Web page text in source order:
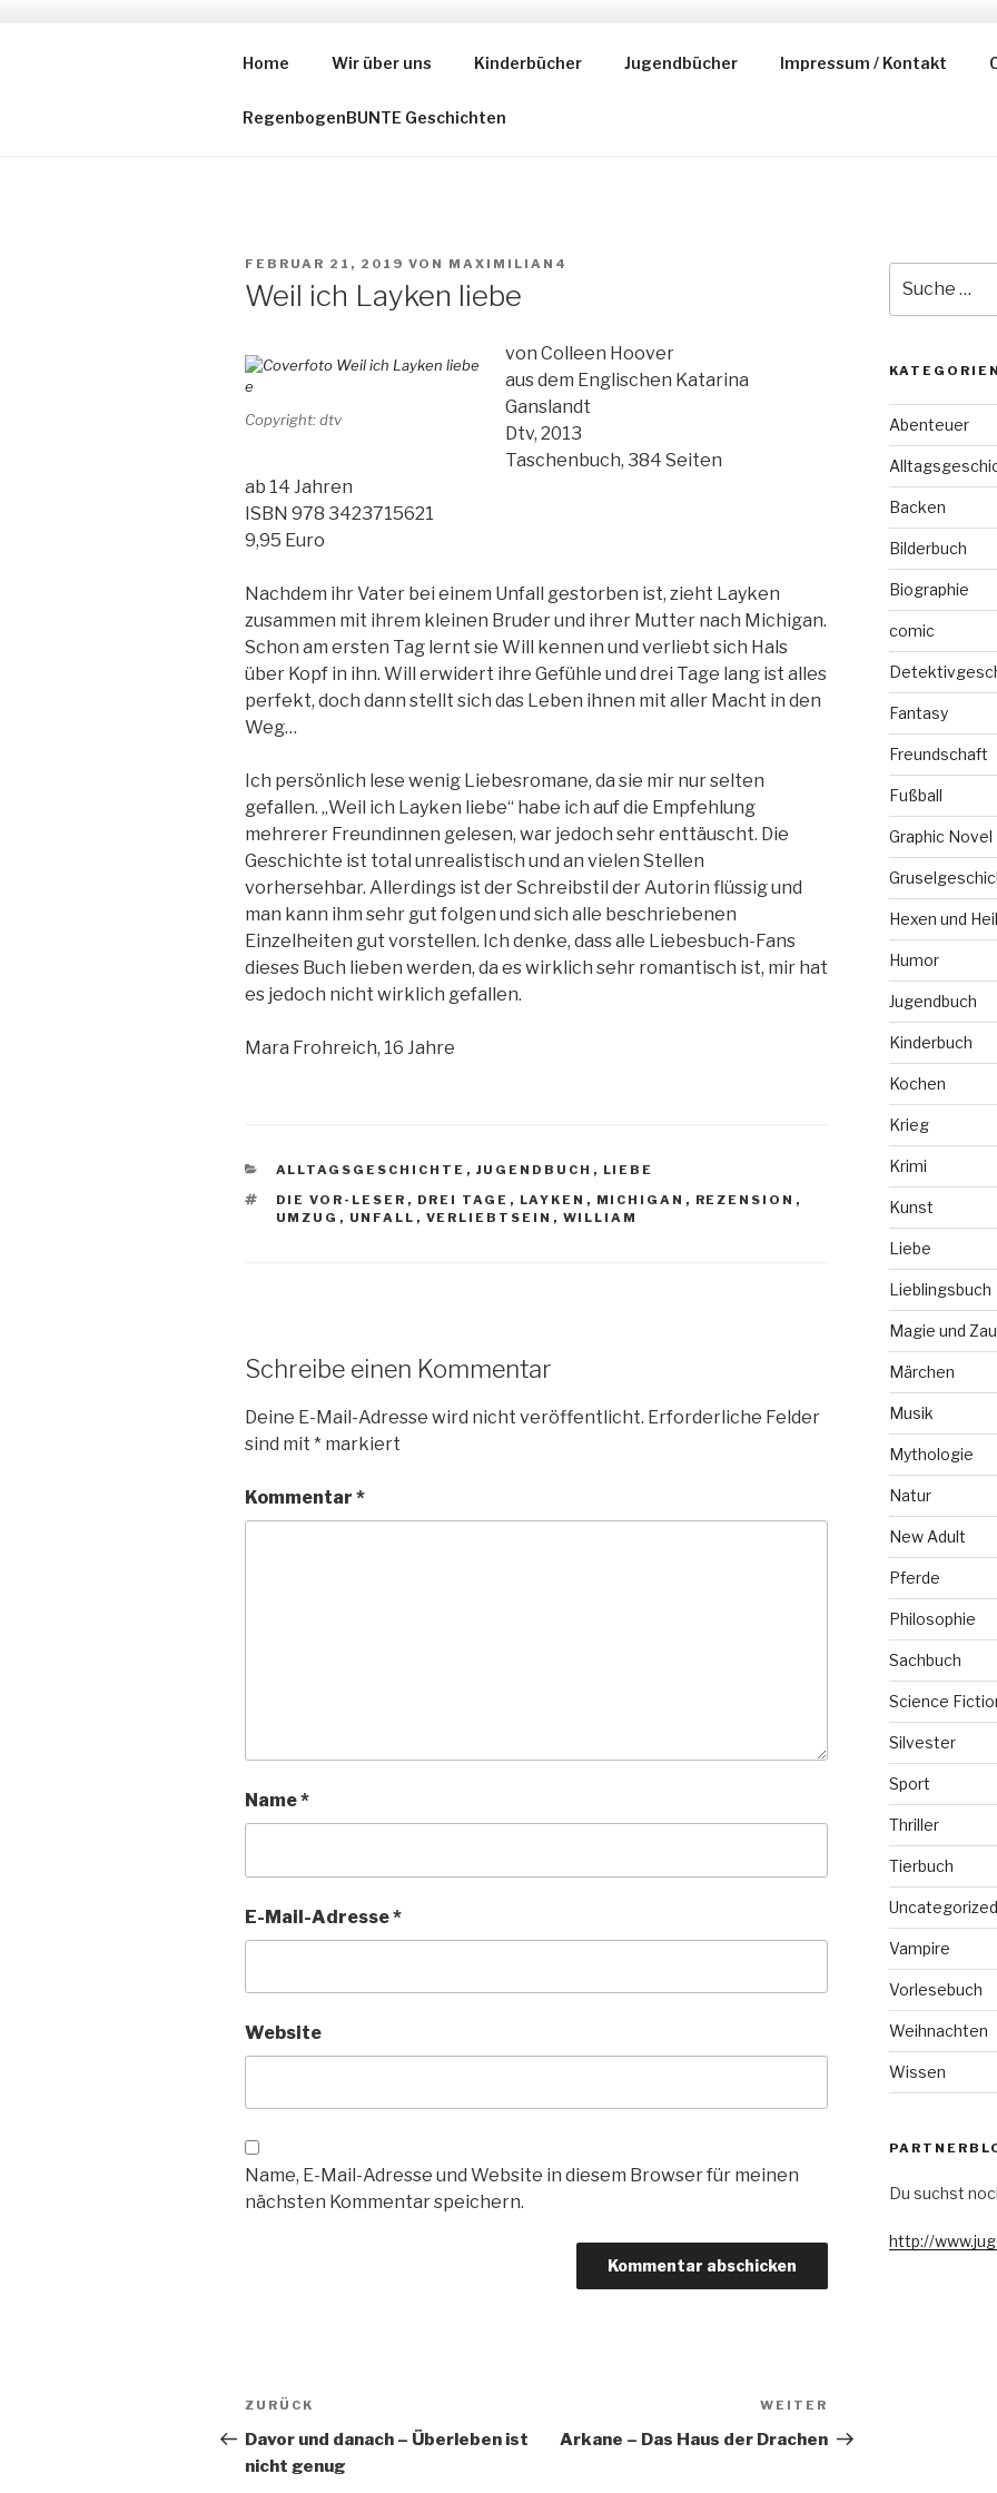
DIE VOR-LESER
Home Wir über uns Kinderbücher Jugendbücher Impressum / Kontakt
RegenbogenBUNTE Geschichten
VERÖFFENTLICHT
FEBRUAR 21, 2019 VON MAXIMILIAN4
Weil ich Layken liebe
Copyright: dtv
von Colleen Hoover
aus dem Englischen Katarina
Ganslandt
Dtv, 2013
Taschenbuch, 384 Seiten
ab 14 Jahren
ISBN 978 3423715621
9,95 Euro
Nachdem ihr Vater bei einem Unfall gestorben ist, zieht Layken
zusammen mit ihrem kleinen Bruder und ihrer Mutter nach Michigan.
Schon am ersten Tag lernt sie Will kennen und verliebt sich Hals
über Kopf in ihn. Will erwidert ihre Gefühle und drei Tage lang ist alles
perfekt, doch dann stellt sich das Leben ihnen mit aller Macht in den
Weg…
Ich persönlich lese wenig Liebesromane, da sie mir nur selten
gefallen. „Weil ich Layken liebe“ habe ich auf die Empfehlung
mehrerer Freundinnen gelesen, war jedoch sehr enttäuscht. Die
Geschichte ist total unrealistisch und an vielen Stellen
vorhersehbar. Allerdings ist der Schreibstil der Autorin flüssig und
man kann ihm sehr gut folgen und sich alle beschriebenen
Einzelheiten gut vorstellen. Ich denke, dass alle Liebesbuch-Fans
dieses Buch lieben werden, da es wirklich sehr romantisch ist, mir hat
es jedoch nicht wirklich gefallen.
Mara Frohreich, 16 Jahre
KATEGORIEN
ALLTAGSGESCHICHTE , JUGENDBUCH , LIEBE
SCHLAGWÖRTER
DIE VOR-LESER , DREI TAGE , LAYKEN , MICHIGAN , REZENSION ,
UMZUG , UNFALL , VERLIEBTSEIN , WILLIAM
Schreibe einen Kommentar
Deine E-Mail-Adresse wird nicht veröffentlicht. Erforderliche Felder
sind mit * markiert
Kommentar *
Name*
E-Mail-Adresse*
Website
Name, E-Mail-Adresse und Website in diesem Browser für meinen
nächsten Kommentar speichern.
Beitragsnavigation
Vorheriger
Beitrag
ZURÜCK
Davor und danach – Überleben ist
nicht genug
Beitrag
WEITER
Arkane – Das Haus der Drachen
nach:
Abenteuer
Backen
Bilderbuch
Biographie
comic
Fantasy
Freundschaft
Fußball
Graphic Novel
Hexen und
Humor
Jugendbuch
Kinderbuch
Kochen
Krieg
Krimi
Kunst
Liebe
Lieblingsbuch
Magie und
Märchen
Musik
Mythologie
Natur
New Adult
Pferde
Philosophie
Sachbuch
Science
Silvester
Sport
Thriller
Tierbuch
Uncategorized
Vampire
Vorlesebuch
Weihnachten
Wissen
Du suchst
http://